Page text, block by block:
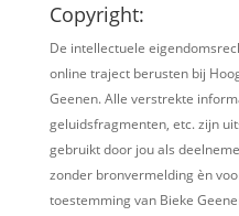
Copyright:
De intellectuele
online traject berusten bij
Geenen. Alle verstrekte
geluidsfragmenten, etc. zijn
gebruikt door jou als
zonder bronvermelding èn
toestemming van Bieke